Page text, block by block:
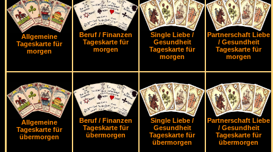
Allgemeine
Tageskarte für
morgen
Beruf / Finanzen
Tageskarte für
morgen
Single Liebe /
Gesundheit
Tageskarte für
morgen
Partnerschaft Liebe
/ Gesundheit
Tageskarte für
morgen
Allgemeine
Tageskarte für
übermorgen
Beruf / Finanzen
Tageskarte für
übermorgen
Single Liebe /
Gesundheit
Tageskarte für
übermorgen
Partnerschaft Liebe
/ Gesundheit
Tageskarte für
übermorgen